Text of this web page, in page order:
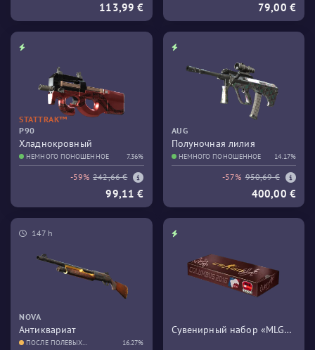
113,99 € 79,00 €
STATTRAK™
P90
Хладнокровный
НЕМНОГО ПОНОШЕННОЕ 7.36%
-59% 242,66 €
99,11 €
AUG
Полуночная лилия
НЕМНОГО ПОНОШЕННОЕ 14.17%
-57% 950,69 €
400,00 €
147 h
NOVA
Антиквариат
ПОСЛЕ ПОЛЕВЫХ
16.27%
Сувенирный набор «MLG